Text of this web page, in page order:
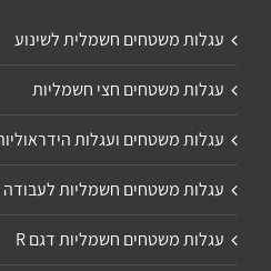
עגלות משטחים חשמלית לשינוע
עגלות משטחים חצי חשמליות
עגלות משטחים ועגלות
עגלות משטחים חשמליות
עגלות משטחים חשמליות דגם R